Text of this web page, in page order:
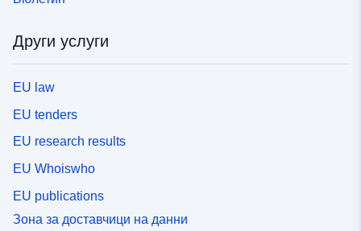
Други услуги
EU law
EU tenders
EU research results
EU Whoiswho
EU publications
Зона за доставчици на данни